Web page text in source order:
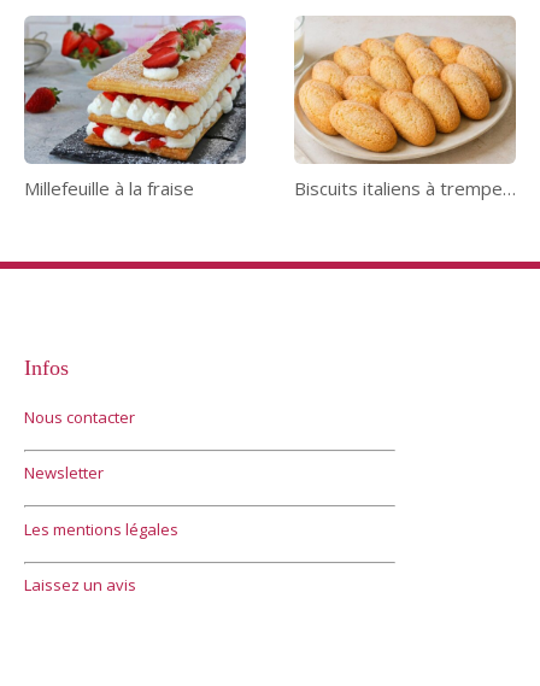
Millefeuille à la fraise Biscuits italiens à tremper dans le lait
Infos
Nous contacter
Newsletter
Les mentions légales
Laissez un avis